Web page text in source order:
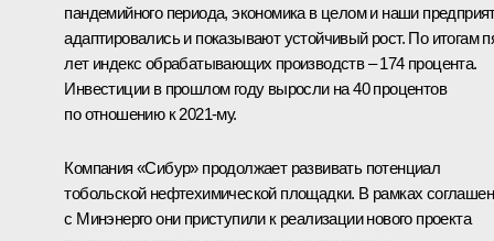
пандемийного периода, экономика в целом и наши
адаптировались и показывают устойчивый рост. По итогам
лет индекс обрабатывающих производств – 174 процента.
Инвестиции в прошлом году выросли на 40 процентов
по отношению к 2021-му.
Компания «Сибур» продолжает развивать потенциал
тобольской нефтехимической площадки. В рамках
с Минэнерго они приступили к реализации нового проекта